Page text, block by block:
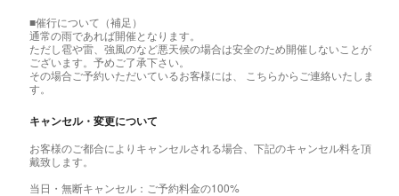
■催行について（補足）
通常の雨であれば開催となります。
ただし雹や雷、強風のなど悪天候の場合は安全のため開催しないことが
ございます。予めご了承下さい。
その場合ご予約いただいているお客様には、 こちらからご連絡いたしま
す。
キャンセル・変更について
お客様のご都合によりキャンセルされる場合、下記のキャンセル料を頂
戴致します。
当日・無断キャンセル：ご予約料金の100%